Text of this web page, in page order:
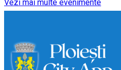
Vezi mai multe evenimente